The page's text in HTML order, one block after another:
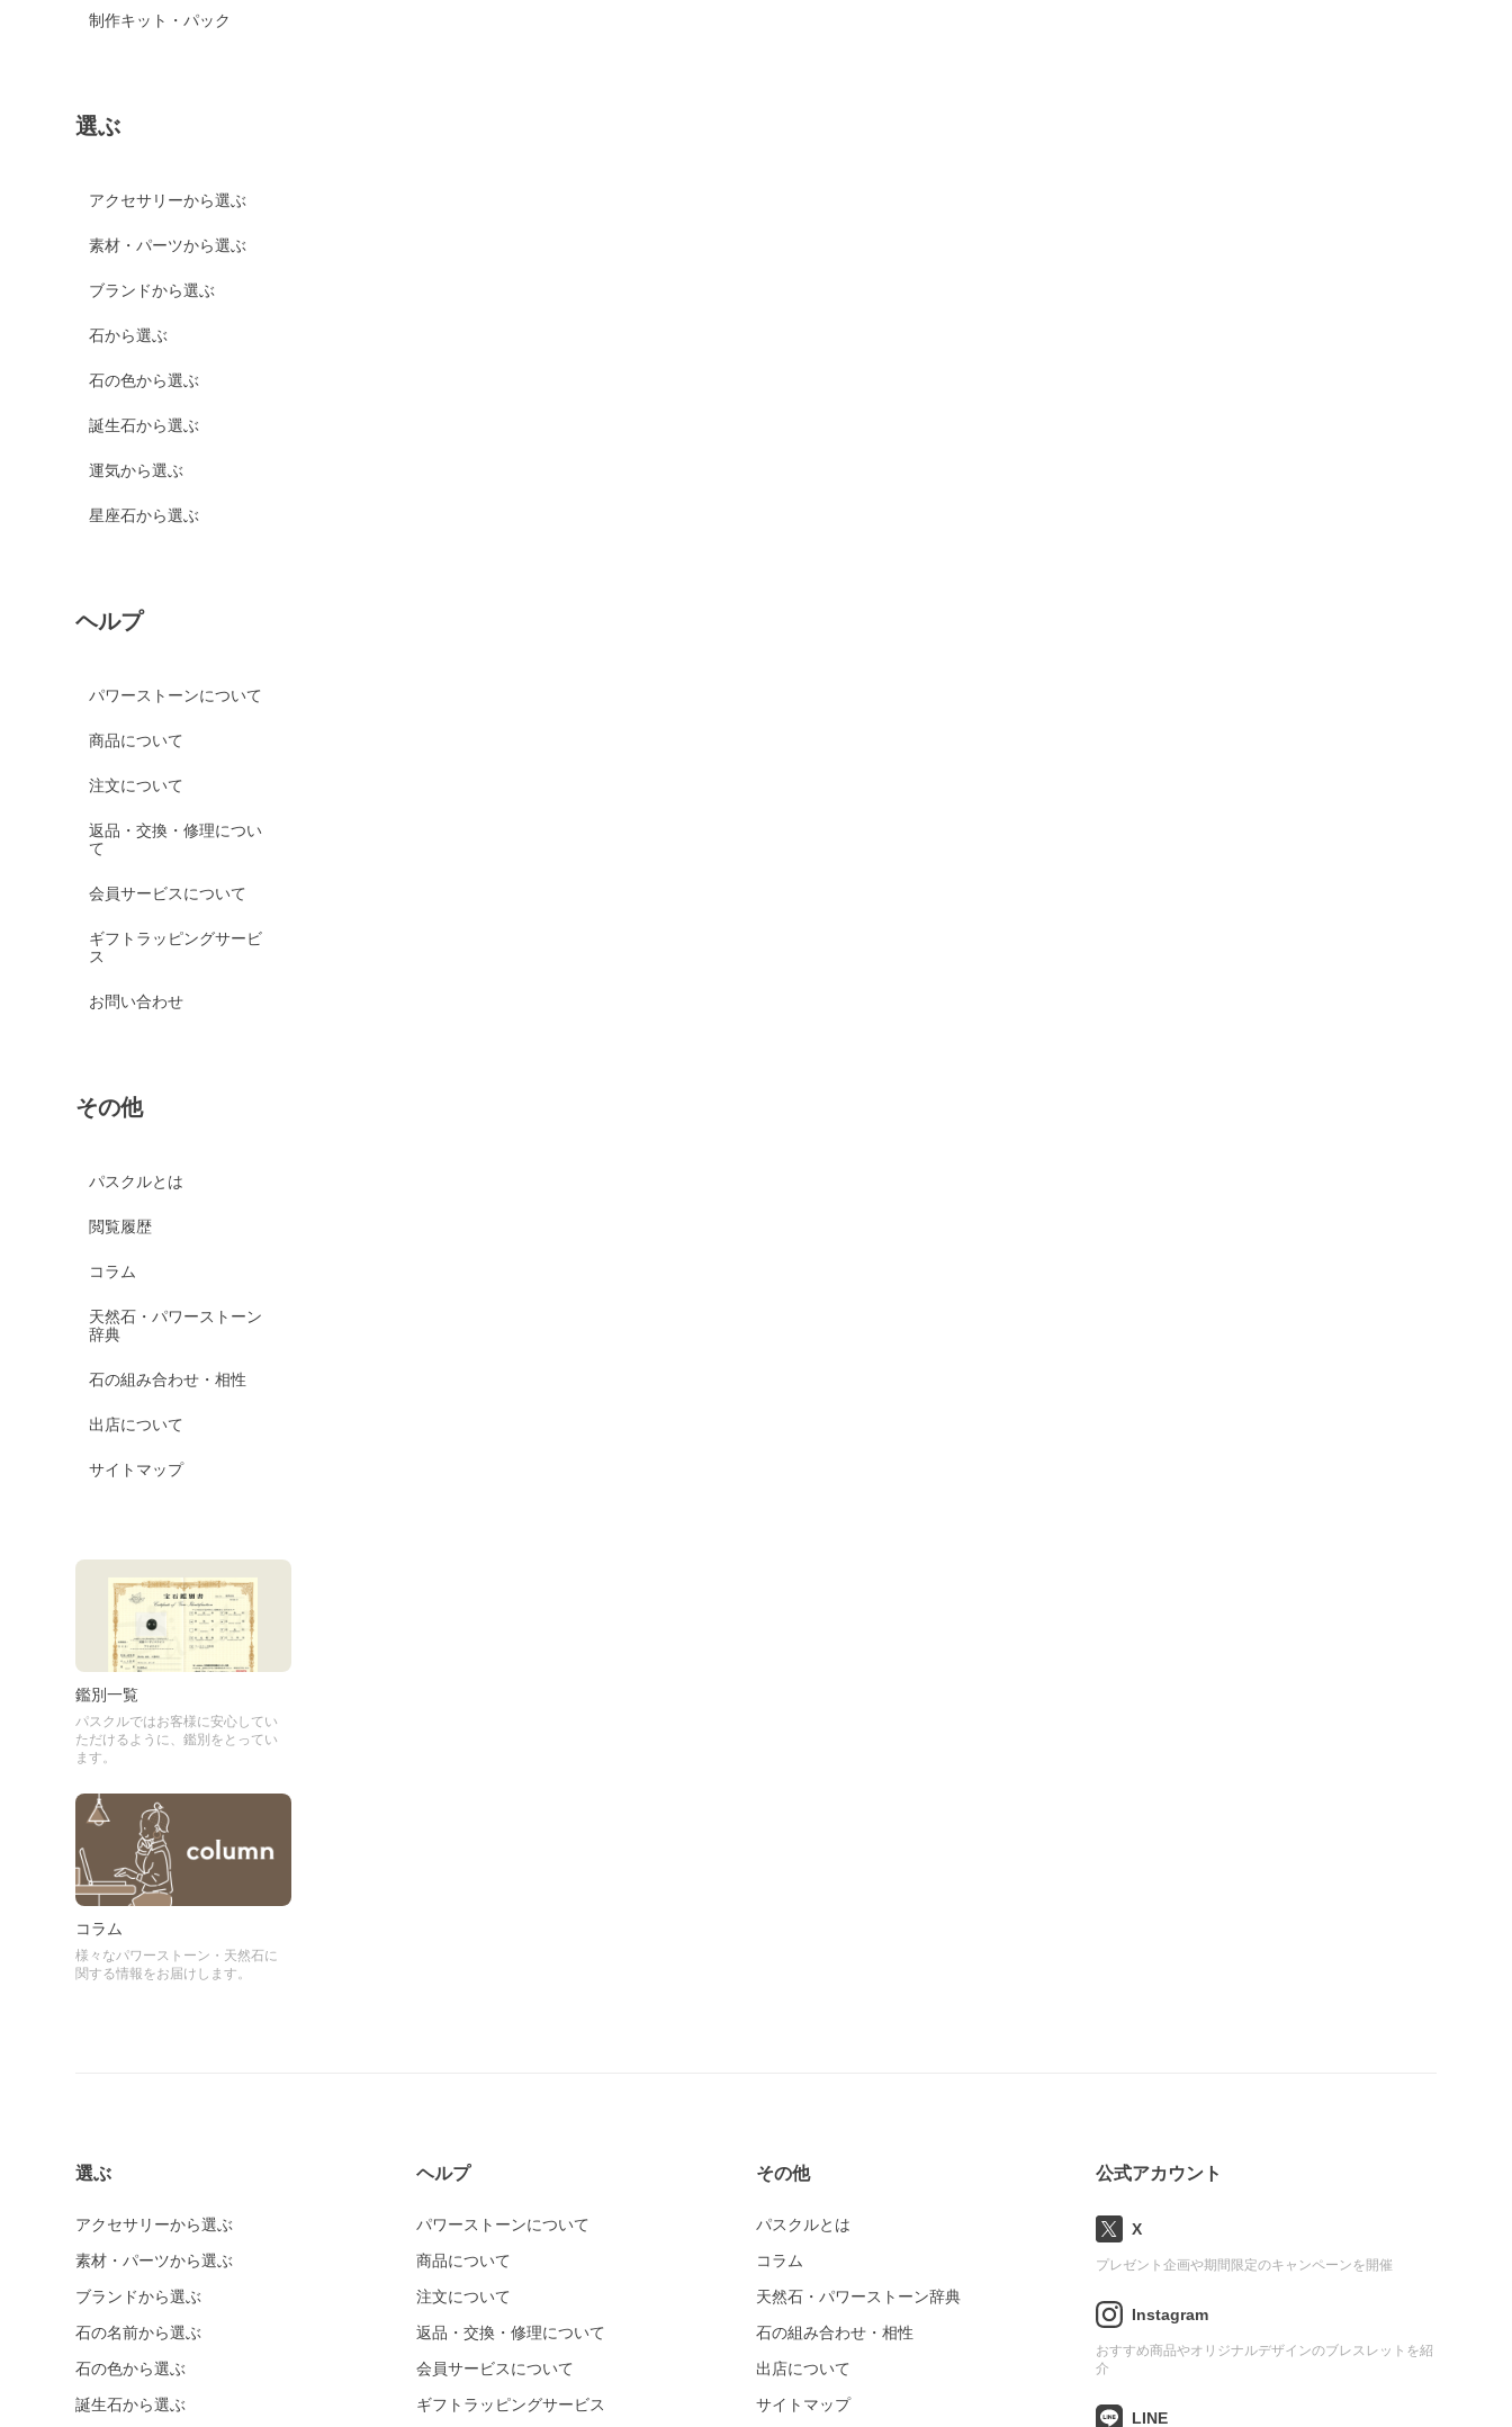
制作キット・パック
選ぶ
アクセサリーから選ぶ
素材・パーツから選ぶ
ブランドから選ぶ
石から選ぶ
石の色から選ぶ
誕生石から選ぶ
運気から選ぶ
星座石から選ぶ
ヘルプ
パワーストーンについて
商品について
注文について
返品・交換・修理につい
て
会員サービスについて
ギフトラッピングサービ
ス
お問い合わせ
その他
パスクルとは
閲覧履歴
コラム
天然石・パワーストーン
辞典
石の組み合わせ・相性
出店について
サイトマップ
鑑別一覧
パスクルではお客様に安心してい
ただけるように、鑑別をとってい
ます。
コラム
様々なパワーストーン・天然石に
関する情報をお届けします。
選ぶ
アクセサリーから選ぶ
素材・パーツから選ぶ
ブランドから選ぶ
石の名前から選ぶ
石の色から選ぶ
誕生石から選ぶ
ヘルプ
パワーストーンについて
商品について
注文について
返品・交換・修理について
会員サービスについて
ギフトラッピングサービス
その他
パスクルとは
コラム
天然石・パワーストーン辞典
石の組み合わせ・相性
出店について
サイトマップ
公式アカウント
X
プレゼント企画や期間限定のキャンペーンを開催
Instagram
おすすめ商品やオリジナルデザインのブレスレットを紹
介
LINE